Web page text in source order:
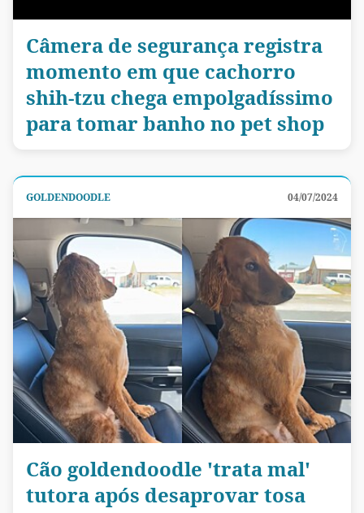
Câmera de segurança registra
momento em que cachorro
shih-tzu chega empolgadíssimo
para tomar banho no pet shop
GOLDENDOODLE 04/07/2024
Cão goldendoodle 'trata mal'
tutora após desaprovar tosa